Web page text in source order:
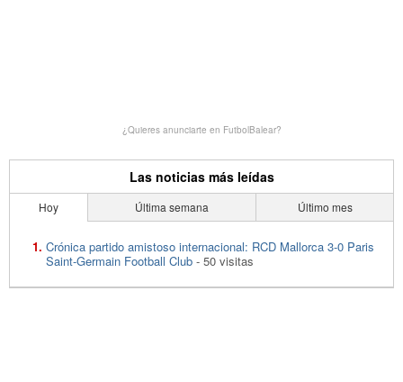
¿Quieres anunciarte en FutbolBalear?
Las noticias más leídas
Hoy Última semana Último mes
Crónica partido amistoso internacional: RCD Mallorca 3-0 Paris
Saint-Germain Football Club - 50 visitas